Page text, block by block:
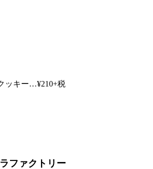
ッキー…¥210+税
ファクトリー